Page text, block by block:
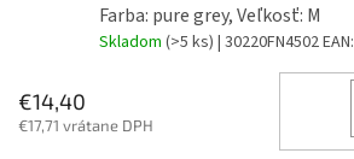
Farba: pure grey, Veľkosť: M
Skladom (>5 ks) | 30220FN4502EAN:
€14,40
€17,71 vrátane DPH